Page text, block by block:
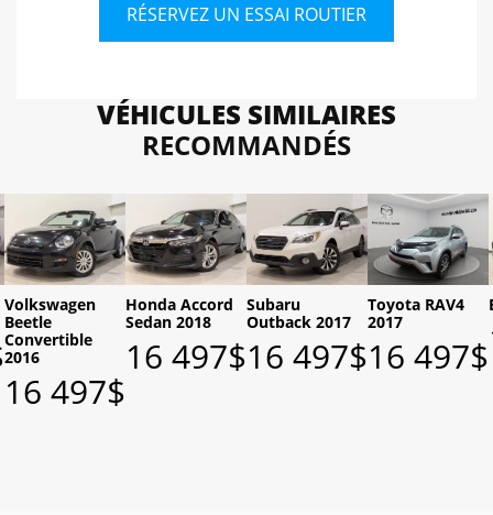
RÉSERVEZ UN ESSAI ROUTIER
VÉHICULES SIMILAIRES
RECOMMANDÉS
Volkswagen
Beetle
Convertible
2016
16 497$
Honda Accord
Sedan 2018
16 497$
Subaru
Outback 2017
16 497$
Toyota RAV4
2017
16 497$